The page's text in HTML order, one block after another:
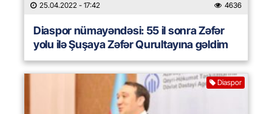
25.04.2022 - 17:42 4636
Diaspor nümayəndəsi: 55 il sonra Zəfər
yolu ilə Şuşaya Zəfər Qurultayına gəldim
Diaspor